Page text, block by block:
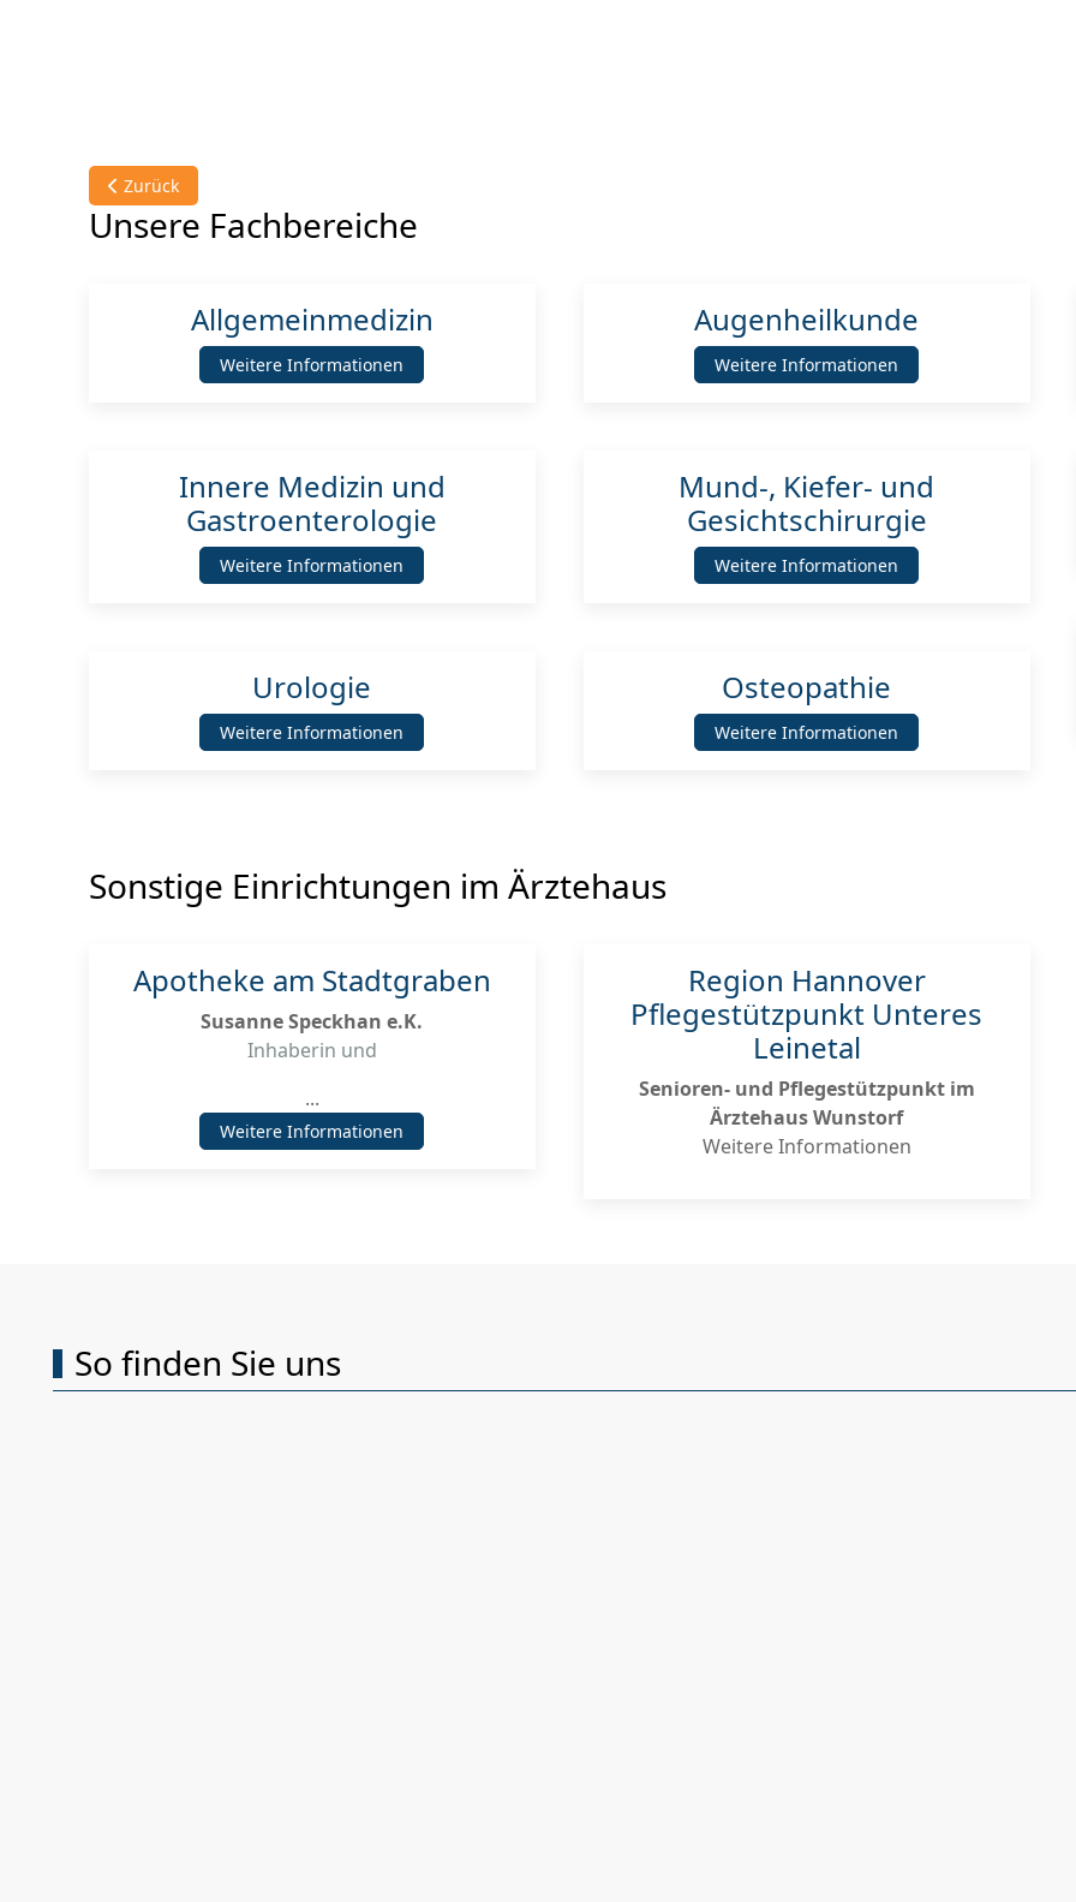
Vorheriger Beitrag: Innere Medizin und Gastroenterologie
Zurück
Unsere Fachbereiche
Allgemeinmedizin
Weitere Informationen
Augenheilkunde
Weitere Informationen
Innere Medizin und
Gastroenterologie
Weitere Informationen
Mund-, Kiefer- und
Gesichtschirurgie
Weitere Informationen
Urologie
Weitere Informationen
Osteopathie
Weitere Informationen
Sonstige Einrichtungen im Ärztehaus
Apotheke am Stadtgraben
Susanne Speckhan e.K.
Inhaberin und
...
Weitere Informationen
Region Hannover
Pflegestützpunkt Unteres
Leinetal
Senioren- und Pflegestützpunkt im
Ärztehaus Wunstorf
Weitere Informationen
So finden Sie uns